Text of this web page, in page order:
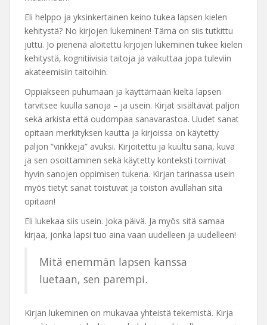
Eli helppo ja yksinkertainen keino tukea lapsen kielen
kehitystä? No kirjojen lukeminen! Tämä on siis tutkittu
juttu. Jo pienenä aloitettu kirjojen lukeminen tukee kielen
kehitystä, kognitiivisia taitoja ja vaikuttaa jopa tuleviin
akateemisiin taitoihin.
Oppiakseen puhumaan ja käyttämään kieltä lapsen
tarvitsee kuulla sanoja – ja usein. Kirjat sisältävät paljon
sekä arkista että oudompaa sanavarastoa. Uudet sanat
opitaan merkityksen kautta ja kirjoissa on käytetty
paljon ”vinkkejä” avuksi. Kirjoitettu ja kuultu sana, kuva
ja sen osoittaminen sekä käytetty konteksti toimivat
hyvin sanojen oppimisen tukena. Kirjan tarinassa usein
myös tietyt sanat toistuvat ja toiston avullahan sitä
opitaan!
Eli lukekaa siis usein. Joka päivä. Ja myös sitä samaa
kirjaa, jonka lapsi tuo aina vaan uudelleen ja uudelleen!
Mitä enemmän lapsen kanssa
luetaan, sen parempi.
Kirjan lukeminen on mukavaa yhteistä tekemistä. Kirja